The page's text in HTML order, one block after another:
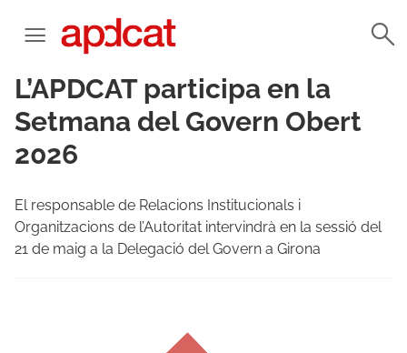
L’APDCAT participa en la
Setmana del Govern Obert
2026
El responsable de Relacions Institucionals i
Organitzacions de l’Autoritat intervindrà en la sessió del
21 de maig a la Delegació del Govern a Girona